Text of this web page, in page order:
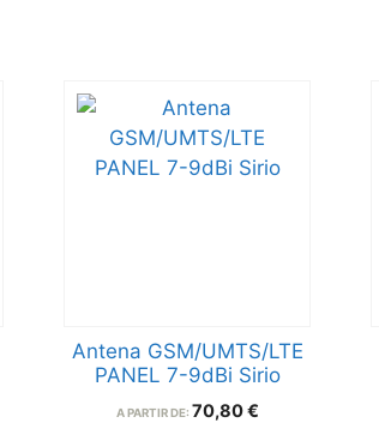
Antena GSM/UMTS/LTE
PANEL 7-9dBi Sirio
A PARTIR DE: 70,80€